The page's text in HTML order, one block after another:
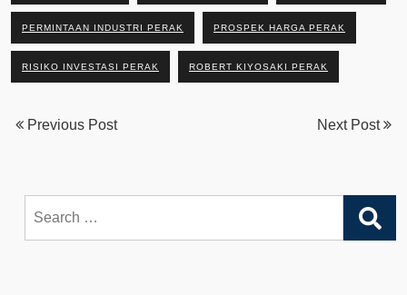
PERMINTAAN INDUSTRI PERAK PROSPEK HARGA PERAK
RISIKO INVESTASI PERAK ROBERT KIYOSAKI PERAK
Previous Post Next Post
for: